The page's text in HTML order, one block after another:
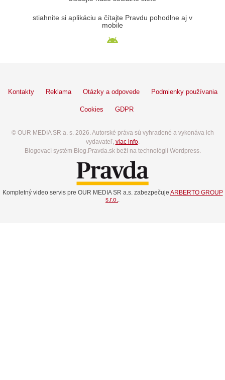
stiahnite si aplikáciu a čítajte Pravdu pohodlne aj v
mobile
Kontakty Reklama Otázky a odpovede Podmienky používania
Cookies GDPR
© OUR MEDIA SR a. s. 2026. Autorské práva sú vyhradené a vykonáva ich
vydavateľ, viac info.
Blogovací systém Blog.Pravda.sk beží na technológií Wordpress.
Kompletný video servis pre OUR MEDIA SR a.s. zabezpečuje ARBERTO GROUP
s.r.o..